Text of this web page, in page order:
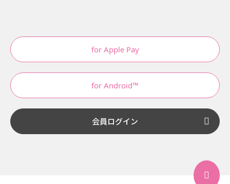
for Apple Pay
for Android™
会員ログイン